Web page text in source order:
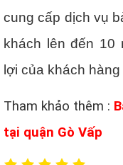
cung cấp dịch vụ
khách lên đến 10
lợi của khách
Tham khảo thêm :
tại quận Gò Vấp